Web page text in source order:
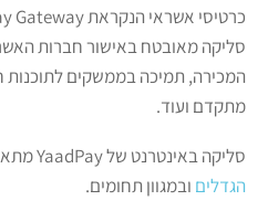
סליקה מאובטח באישור חברות
מתקדם ועוד.
סליקה באינטרנט של YaadPay מתאימה לחברות
הגדלים ובמגוון תחומים.